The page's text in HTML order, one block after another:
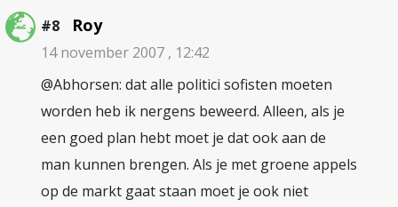
#8 Roy
14 november 2007 , 12:42
@Abhorsen: dat alle politici sofisten moeten
worden heb ik nergens beweerd. Alleen, als je
een goed plan hebt moet je dat ook aan de
man kunnen brengen. Als je met groene appels
op de markt gaat staan moet je ook niet